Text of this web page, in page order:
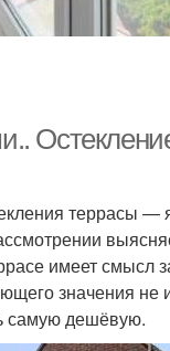
террасы —
имеет
значения
самую дешёвую.